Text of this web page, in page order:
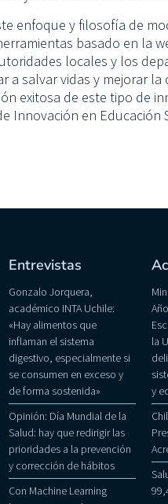
enfoque y filosofía de
basado en la
locales y los
a salvar vidas y mejorar
exitosa de este tipo de
Innovación en Educación
Entrevistas
Gonzalo Jorquera,
académico INTA Uchile:
«Hay alimentos que
inflaman el sistema
digestivo, especialmente si
se consumen en exceso y
de forma sostenida»
Opinión: Día Mundial de la
Salud: hay que redirigir las
prioridades a la prevención
y corrección de hábitos
Con Machine Learning
la
y